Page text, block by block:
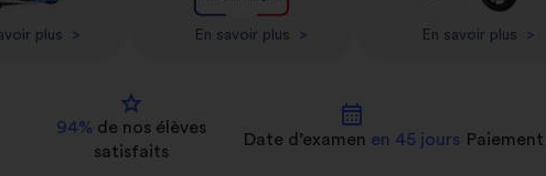
plus > En savoir plus > En savoir plus >
star
94% de nos élèves
satisfaits
calendar_month
Date d’examen en 45 jours Paiement